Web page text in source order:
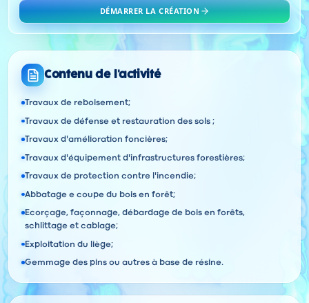
DÉMARRER LA CRÉATION
Contenu de l'activité
Travaux de reboisement;
Travaux de défense et restauration des sols ;
Travaux d'amélioration foncières;
Travaux d'équipement d'infrastructures forestières;
Travaux de protection contre l'incendie;
Abbatage e coupe du bois en forêt;
Ecorçage, façonnage, débardage de bois en forêts,
schlittage et cablage;
Exploitation du liège;
Gemmage des pins ou autres à base de résine.